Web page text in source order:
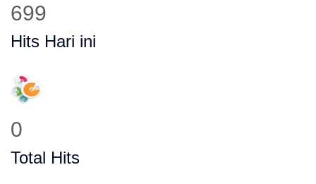
950
Hits Hari ini
0
Total Hits